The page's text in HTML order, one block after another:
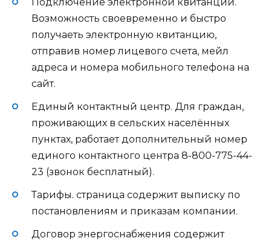
Возможность своевременно и быстро
получаеть электронную квитанцию,
отправив номер лицевого счета, мейл
адреса и номера мобильного телефона на
сайт.
Единый контактный центр. Для граждан,
проживающих в сельских населённых
пунктах, работает дополнительный номер
единого контактного центра 8-800-775-44-
23 (звонок бесплатный).
Тарифы. страница содержит выписку по
постановлениям и приказам компании.
Договор энергоснабжения содержит